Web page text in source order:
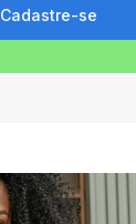
Cadastre-se